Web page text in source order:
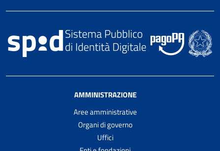
AMMINISTRAZIONE
Aree amministrative
Organi di governo
Uffici